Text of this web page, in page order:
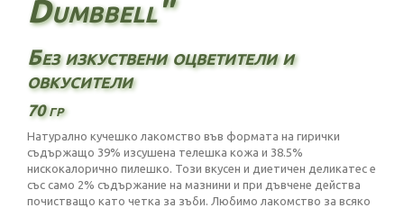
Dumbbell"
Без изкуствени оцветители и
овкусители
70 гр
Натурално кучешко лакомство във формата на гирички
съдържащо 39% изсушена телешка кожа и 38.5%
нискокалорично пилешко. Този вкусен и диетичен деликатес е
със само 2% съдържание на мазнини и при дъвчене действа
почистващо като четка за зъби. Любимо лакомство за всяко